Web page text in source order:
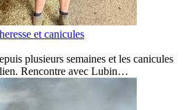
et canicules
plusieurs semaines et les canicules
Rencontre avec Lubin…